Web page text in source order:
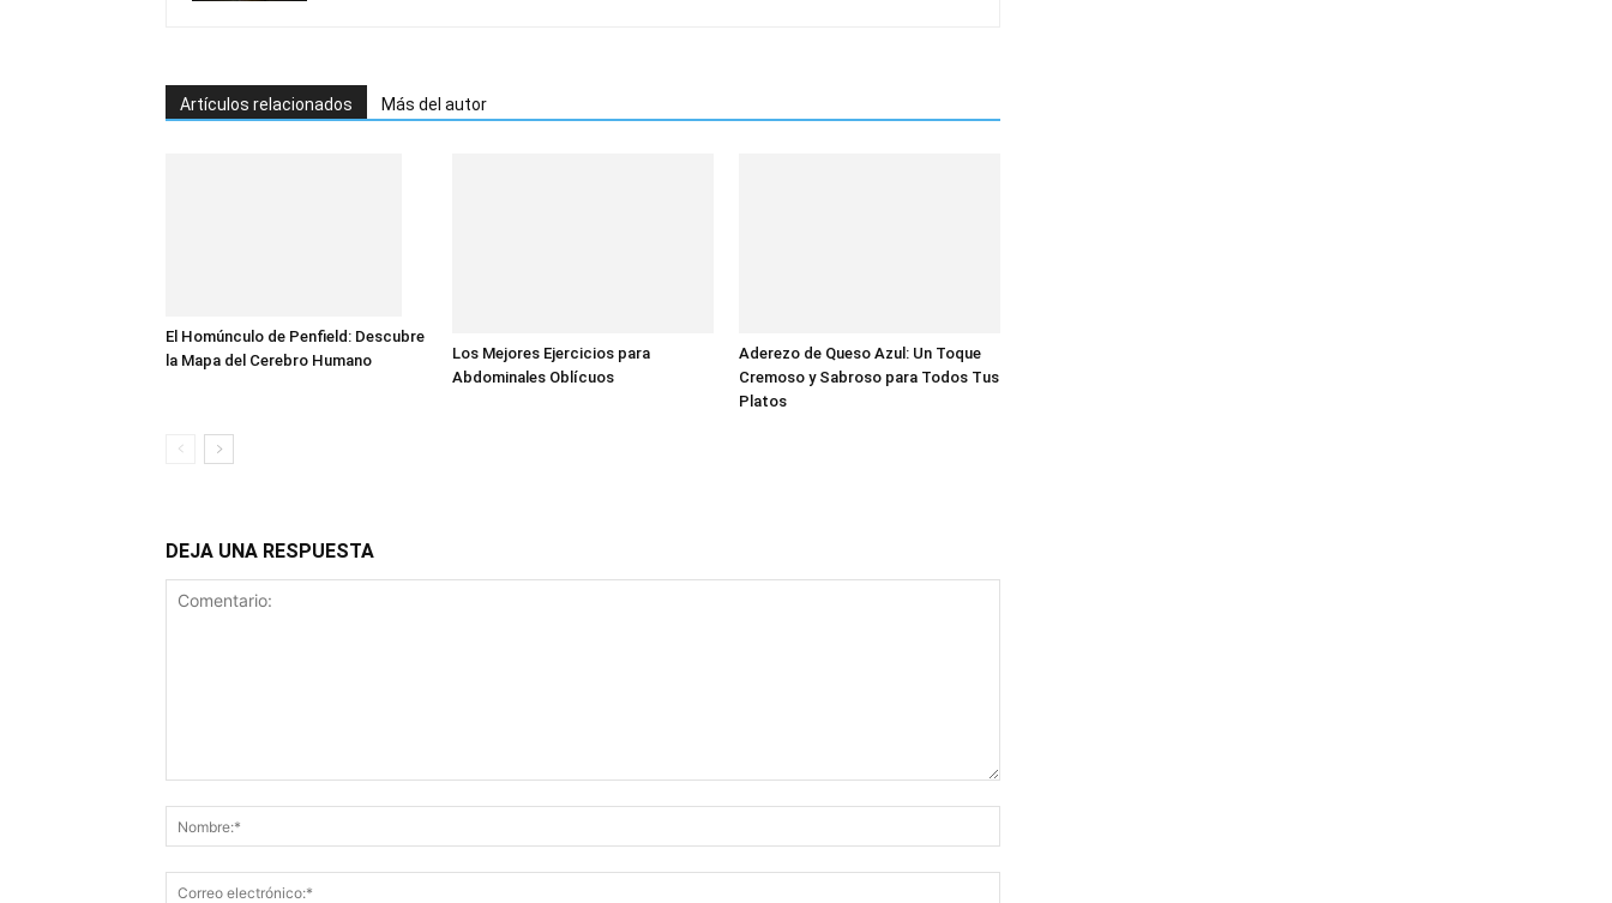
Artículos relacionados Más del autor
El Homúnculo de Penfield: Descubre
la Mapa del Cerebro Humano
Los Mejores Ejercicios para
Abdominales Oblícuos
Aderezo de Queso Azul: Un Toque
Cremoso y Sabroso para Todos Tus
Platos
DEJA UNA RESPUESTA